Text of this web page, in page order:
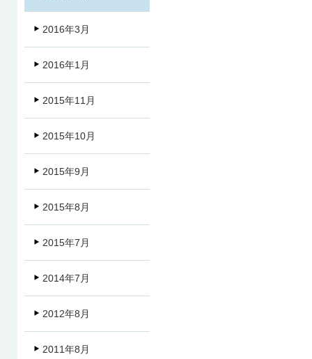
2016年3月
2016年1月
2015年11月
2015年10月
2015年9月
2015年8月
2015年7月
2014年7月
2012年8月
2011年8月